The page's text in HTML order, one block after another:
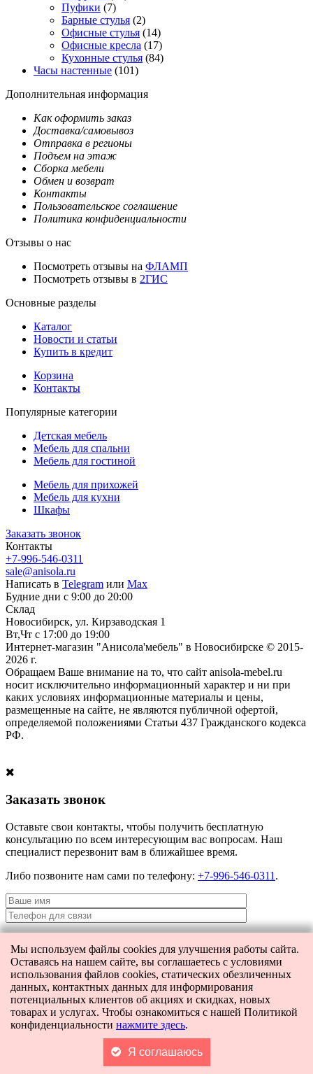
Пуфики (7)
Барные стулья (2)
Офисные стулья (14)
Офисные кресла (17)
Кухонные стулья (84)
Часы настенные (101)
Дополнительная информация
Как оформить заказ
Доставка/самовывоз
Отправка в регионы
Подъем на этаж
Сборка мебели
Обмен и возврат
Контакты
Пользовательское соглашение
Политика конфиденциальности
Отзывы о нас
Посмотреть отзывы на ФЛАМП
Посмотреть отзывы в 2ГИС
Основные разделы
Каталог
Новости и статьи
Купить в кредит
Корзина
Контакты
Популярные категории
Детская мебель
Мебель для спальни
Мебель для гостиной
Мебель для прихожей
Мебель для кухни
Шкафы
Заказать звонок
Контакты
+7-996-546-0311
sale@anisola.ru
Написать в Telegram или Max
Будние дни с 9:00 до 20:00
Склад
Новосибирск, ул. Кирзаводская 1
Вт,Чт с 17:00 до 19:00
Интернет-магазин "Анисола'мебель" в Новосибирске © 2015-
2026 г.
Обращаем Ваше внимание на то, что сайт anisola-mebel.ru
носит исключительно информационный характер и ни при
каких условиях информационные материалы и цены,
размещенные на сайте, не являются публичной офертой,
определяемой положениями Статьи 437 Гражданского кодекса
РФ.
Заказать звонок
Оставьте свои контакты, чтобы получить бесплатную
консультацию по всем интересующим вас вопросам. Наш
специалист перезвонит вам в ближайшее время.
Либо позвоните нам сами по телефону: +7-996-546-0311 .
Я даю согласие наобработку персональных данныхи согласие на
передачу этих данных третьим лицам.
[contact-form-7 404 "Not Found"]
Поиск
Мы используем файлы cookies для улучшения работы сайта.
Оставаясь на нашем сайте, вы соглашаетесь с условиями
использования файлов cookies, статических обезличенных
данных, контактных данных для информирования
потенциальных клиентов об акциях и скидках, новых
товарах и услугах. Чтобы ознакомиться с нашей Политикой
конфиденциальности нажмите здесь.
Я соглашаюсь